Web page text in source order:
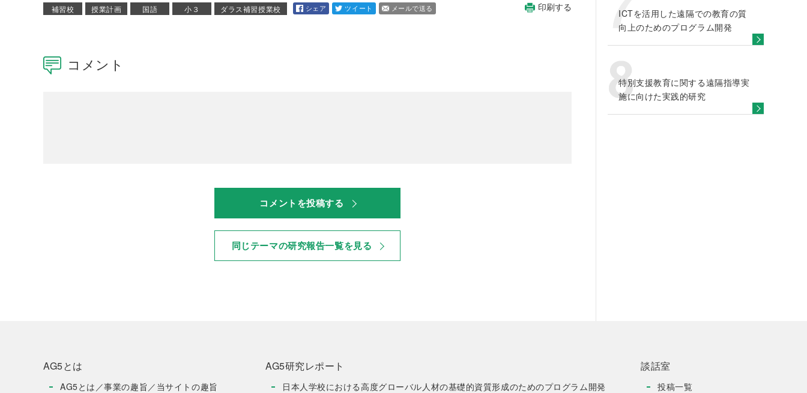
補習校 授業計画 国語 小３ ダラス補習授業校 シェア ツイート メールで送る 印刷する
コメント
コメントを投稿する
同じテーマの研究報告一覧を見る
ICTを活用した遠隔での教育の質
向上のためのプログラム開発
特別支援教育に関する遠隔指導実
施に向けた実践的研究
AG5とは
AG5とは／事業の趣旨／当サイトの趣旨
AG5研究レポート
日本人学校における高度グローバル人材の基礎的資質形成のためのプログラム開発
談話室
投稿一覧